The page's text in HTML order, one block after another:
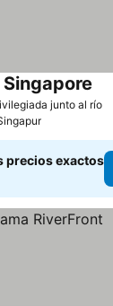
junto al río
precios exactos